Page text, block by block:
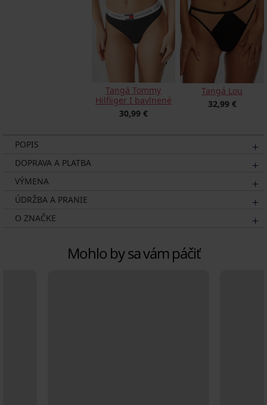
Tangá Tommy
Hilfiiger I bavlnené
30,99 €
Tangá Lou
32,99 €
POPIS
DOPRAVA A PLATBA
VÝMENA
ÚDRŽBA A PRANIE
O ZNAČKE
Mohlo by sa vám páčiť